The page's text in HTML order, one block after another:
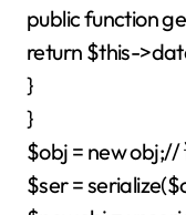
public function
return $this-
}
}
$obj = new
$ser =